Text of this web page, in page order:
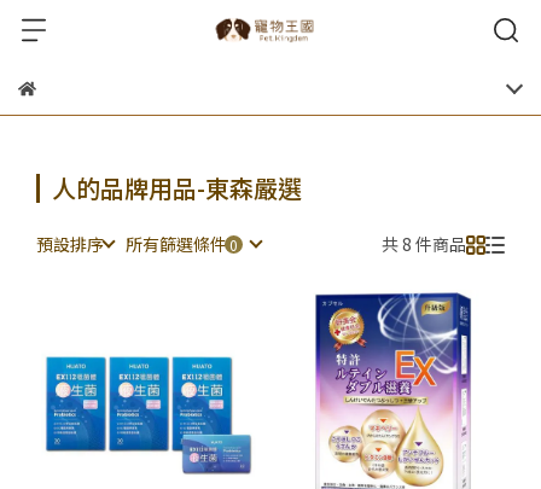
人的品牌用品-東森嚴選
預設排序 所有篩選條件 共 8 件商品